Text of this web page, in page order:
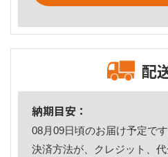
配
納期目安：
08月09日頃のお届け予定です
決済方法が、クレジット、